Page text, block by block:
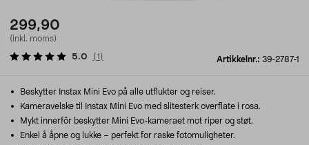
299,90
(inkl. moms)
Artikkelnr.: 39-2787-1
5.0 (1 )
Beskytter Instax Mini Evo på alle utflukter og reiser.
Kameravelske til Instax Mini Evo med slitesterk overflate i rosa.
Mykt innerfôr beskytter Mini Evo-kameraet mot riper og støt.
Enkel å åpne og lukke – perfekt for raske fotomuligheter.